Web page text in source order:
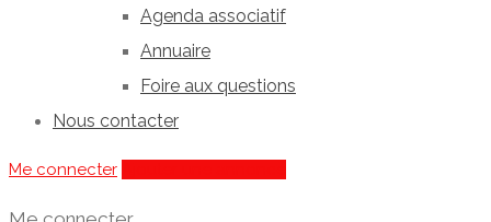
Agenda associatif
Annuaire
Foire aux questions
Nous contacter
Me connecter